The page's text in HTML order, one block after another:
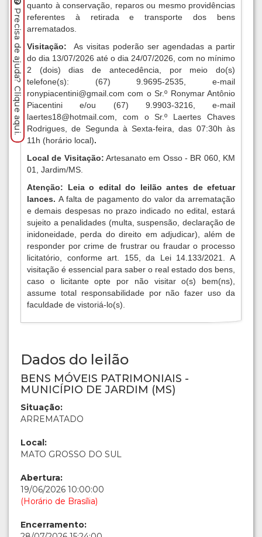
quanto à conservação, reparos ou mesmo providências
referentes à retirada e transporte dos bens
arrematados.
Visitação: As visitas poderão ser agendadas a partir
do dia 13/07/2026 até o dia 24/07/2026, com no mínimo
2 (dois) dias de antecedência, por meio do(s)
telefone(s): (67) 9.9695-2535, e-mail
ronypiacentini@gmail.com com o Sr.º Ronymar Antônio
Piacentini e/ou (67) 9.9903-3216, e-mail
laertes18@hotmail.com, com o Sr.º Laertes Chaves
Rodrigues, de Segunda à Sexta-feira, das 07:30h às
11h (horário local).
Local de Visitação: Artesanato em Osso - BR 060, KM
01, Jardim/MS.
Atenção: Leia o edital do leilão antes de efetuar
lances. A falta de pagamento do valor da arrematação
e demais despesas no prazo indicado no edital, estará
sujeito a penalidades (multa, suspensão, declaração de
inidoneidade, perda do direito em adjudicar), além de
responder por crime de frustrar ou fraudar o processo
licitatório, conforme art. 155, da Lei 14.133/2021. A
visitação é essencial para saber o real estado dos bens,
caso o licitante opte por não visitar o(s) bem(ns),
assume total responsabilidade por não fazer uso da
faculdade de vistoriá-lo(s).
Dados do leilão
BENS MÓVEIS PATRIMONIAIS -
MUNICÍPIO DE JARDIM (MS)
Situação:
ARREMATADO
Local:
MATO GROSSO DO SUL
Abertura:
19/06/2026 10:00:00
(Horário de Brasília)
Encerramento:
Precisa de ajuda? Clique aqui.